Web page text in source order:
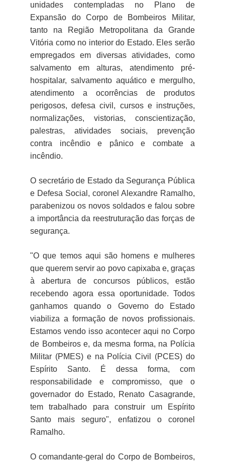
unidades contempladas no Plano de
Expansão do Corpo de Bombeiros Militar,
tanto na Região Metropolitana da Grande
Vitória como no interior do Estado. Eles serão
empregados em diversas atividades, como
salvamento em alturas, atendimento pré-
hospitalar, salvamento aquático e mergulho,
atendimento a ocorrências de produtos
perigosos, defesa civil, cursos e instruções,
normalizações, vistorias, conscientização,
palestras, atividades sociais, prevenção
contra incêndio e pânico e combate a
incêndio.
O secretário de Estado da Segurança Pública
e Defesa Social, coronel Alexandre Ramalho,
parabenizou os novos soldados e falou sobre
a importância da reestruturação das forças de
segurança.
"O que temos aqui são homens e mulheres
que querem servir ao povo capixaba e, graças
à abertura de concursos públicos, estão
recebendo agora essa oportunidade. Todos
ganhamos quando o Governo do Estado
viabiliza a formação de novos profissionais.
Estamos vendo isso acontecer aqui no Corpo
de Bombeiros e, da mesma forma, na Polícia
Militar (PMES) e na Polícia Civil (PCES) do
Espírito Santo. É dessa forma, com
responsabilidade e compromisso, que o
governador do Estado, Renato Casagrande,
tem trabalhado para construir um Espírito
Santo mais seguro", enfatizou o coronel
Ramalho.
O comandante-geral do Corpo de Bombeiros,